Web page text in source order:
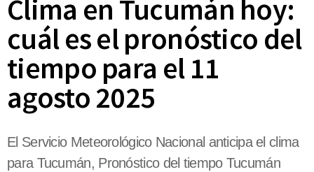
Clima en Tucumán hoy:
cuál es el pronóstico del
tiempo para el 11
agosto 2025
El Servicio Meteorológico Nacional anticipa el clima
para Tucumán, Pronóstico del tiempo Tucumán